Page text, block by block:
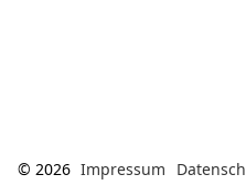
© 2026 Impressum